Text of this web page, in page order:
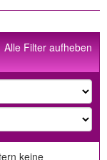
Alle Filter aufheben
keine